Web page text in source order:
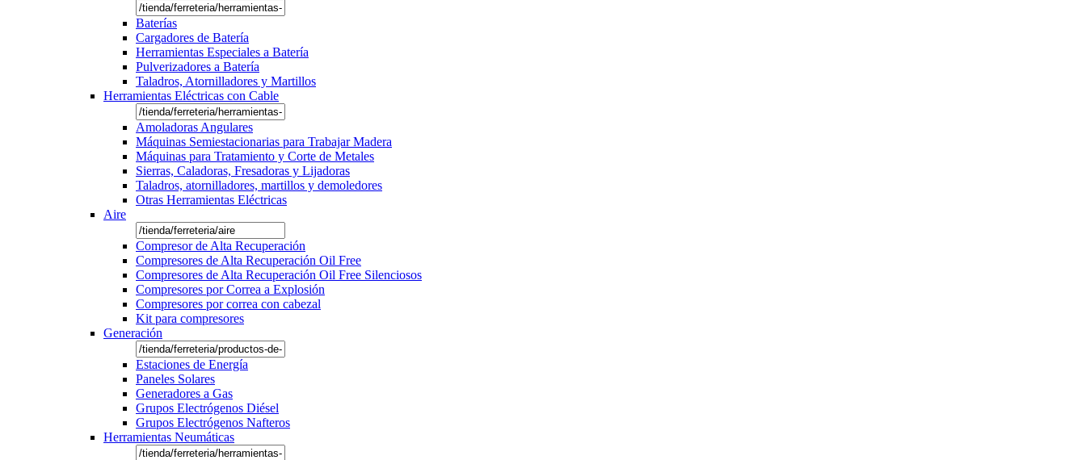
Baterías
Cargadores de Batería
Herramientas Especiales a Batería
Pulverizadores a Batería
Taladros, Atornilladores y Martillos
Herramientas Eléctricas con Cable
Amoladoras Angulares
Máquinas Semiestacionarias para Trabajar Madera
Máquinas para Tratamiento y Corte de Metales
Sierras, Caladoras, Fresadoras y Lijadoras
Taladros, atornilladores, martillos y demoledores
Otras Herramientas Eléctricas
Aire
Compresor de Alta Recuperación
Compresores de Alta Recuperación Oil Free
Compresores de Alta Recuperación Oil Free Silenciosos
Compresores por Correa a Explosión
Compresores por correa con cabezal
Kit para compresores
Generación
Estaciones de Energía
Paneles Solares
Generadores a Gas
Grupos Electrógenos Diésel
Grupos Electrógenos Nafteros
Herramientas Neumáticas